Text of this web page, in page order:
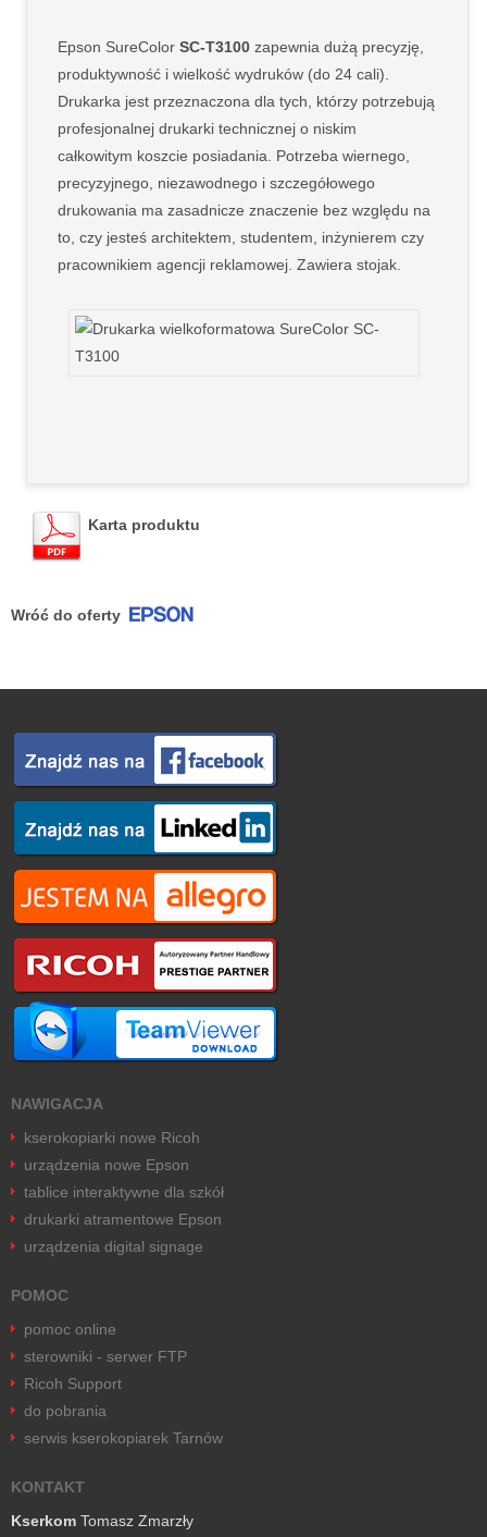
Epson SureColorSC-T3100 zapewnia dużą precyzję,
produktywność i wielkość wydruków (do 24 cali).
Drukarka jest przeznaczona dla tych, którzy potrzebują
profesjonalnej drukarki technicznej o niskim
całkowitym koszcie posiadania. Potrzeba wiernego,
precyzyjnego, niezawodnego i szczegółowego
drukowania ma zasadnicze znaczenie bez względu na
to, czy jesteś architektem, studentem, inżynierem czy
pracownikiem agencji reklamowej. Zawiera stojak.
Karta produktu
Wróć do oferty
NAWIGACJA
kserokopiarki nowe Ricoh
urządzenia nowe Epson
tablice interaktywne dla szkół
drukarki atramentowe Epson
urządzenia digital signage
POMOC
pomoc online
sterowniki - serwer FTP
Ricoh Support
do pobrania
serwis kserokopiarek Tarnów
KONTAKT
Kserkom Tomasz Zmarzły